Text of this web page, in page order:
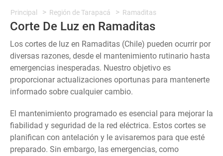
Principal Región de Tarapacá Ramaditas
Corte De Luz en Ramaditas
Los cortes de luz en Ramaditas (Chile) pueden ocurrir por
diversas razones, desde el mantenimiento rutinario hasta
emergencias inesperadas. Nuestro objetivo es
proporcionar actualizaciones oportunas para mantenerte
informado sobre cualquier cambio.
El mantenimiento programado es esencial para mejorar la
fiabilidad y seguridad de la red eléctrica. Estos cortes se
planifican con antelación y le avisaremos para que esté
preparado. Sin embargo, las emergencias, como